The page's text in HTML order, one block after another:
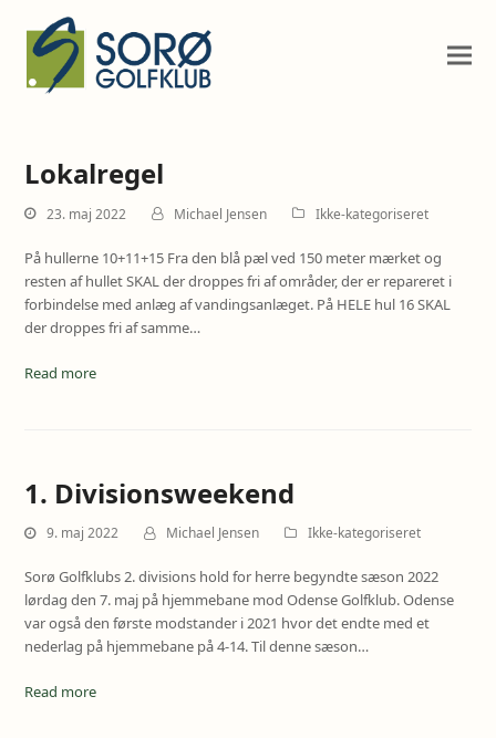
Lokalregel
23. maj 2022 Michael Jensen Ikke-kategoriseret
På hullerne 10+11+15 Fra den blå pæl ved 150 meter mærket og
resten af hullet SKAL der droppes fri af områder, der er repareret i
forbindelse med anlæg af vandingsanlæget. På HELE hul 16 SKAL
der droppes fri af samme…
Read more
1. Divisionsweekend
9. maj 2022 Michael Jensen Ikke-kategoriseret
Sorø Golfklubs 2. divisions hold for herre begyndte sæson 2022
lørdag den 7. maj på hjemmebane mod Odense Golfklub. Odense
var også den første modstander i 2021 hvor det endte med et
nederlag på hjemmebane på 4-14. Til denne sæson…
Read more